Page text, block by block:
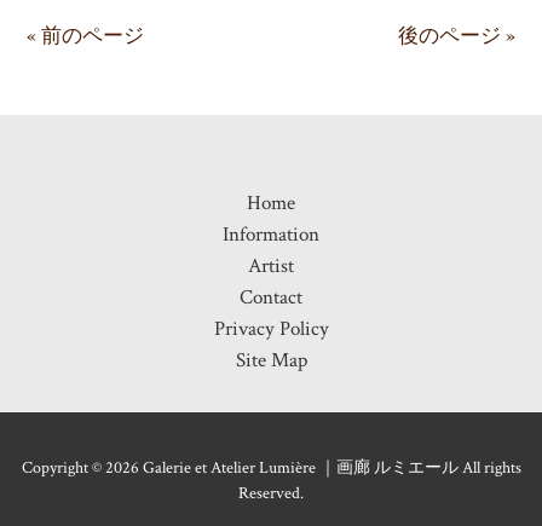
« 前のページ 後のページ »
Home
Information
Artist
Contact
Privacy Policy
Site Map
Copyright © 2026 Galerie et Atelier Lumière ｜画廊 ルミエール All rights
Reserved.